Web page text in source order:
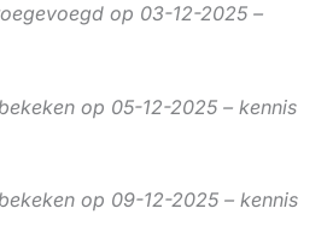
op 03-12-2025 –
op 05-12-2025 – kennis
op 09-12-2025 – kennis